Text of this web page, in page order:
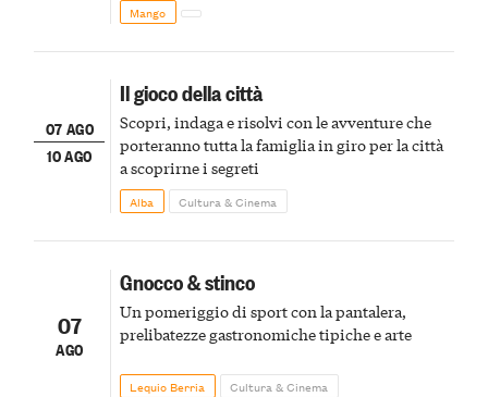
Mango
07 AGO
10 AGO
Il gioco della città
Scopri, indaga e risolvi con le avventure che
porteranno tutta la famiglia in giro per la città
a scoprirne i segreti
Alba Cultura & Cinema
07
AGO
Gnocco & stinco
Un pomeriggio di sport con la pantalera,
prelibatezze gastronomiche tipiche e arte
Lequio Berria Cultura & Cinema